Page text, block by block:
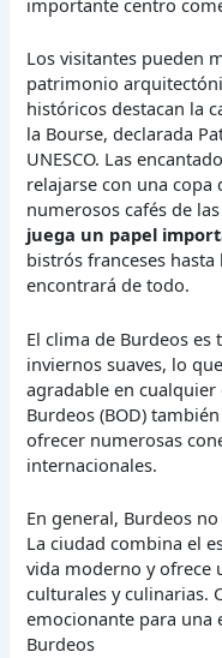
importante centro
Los visitantes pueden
patrimonio
históricos destacan la
la Bourse, declarada
UNESCO. Las
relajarse con una copa
numerosos cafés de
juega un papel
bistrós franceses
encontrará de todo.
El clima de Burdeos
inviernos suaves, lo
agradable en
Burdeos (BOD)
ofrecer numerosas
internacionales.
En general, Burdeos
La ciudad combina el
vida moderno y ofrece
culturales y culinarias.
emocionante para una
Burdeos